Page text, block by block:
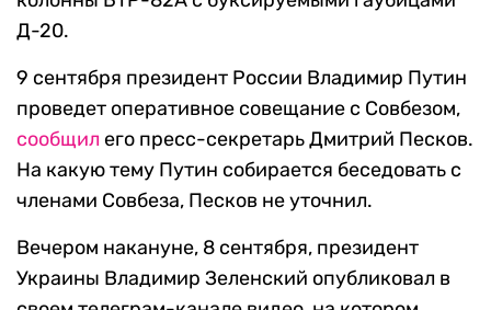
Д-20.
9 сентября президент России Владимир Путин
проведет оперативное совещание с Совбезом,
сообщил его пресс-секретарь Дмитрий Песков.
На какую тему Путин собирается беседовать с
членами Совбеза, Песков не уточнил.
Вечером накануне, 8 сентября, президент
Украины Владимир Зеленский опубликовал в